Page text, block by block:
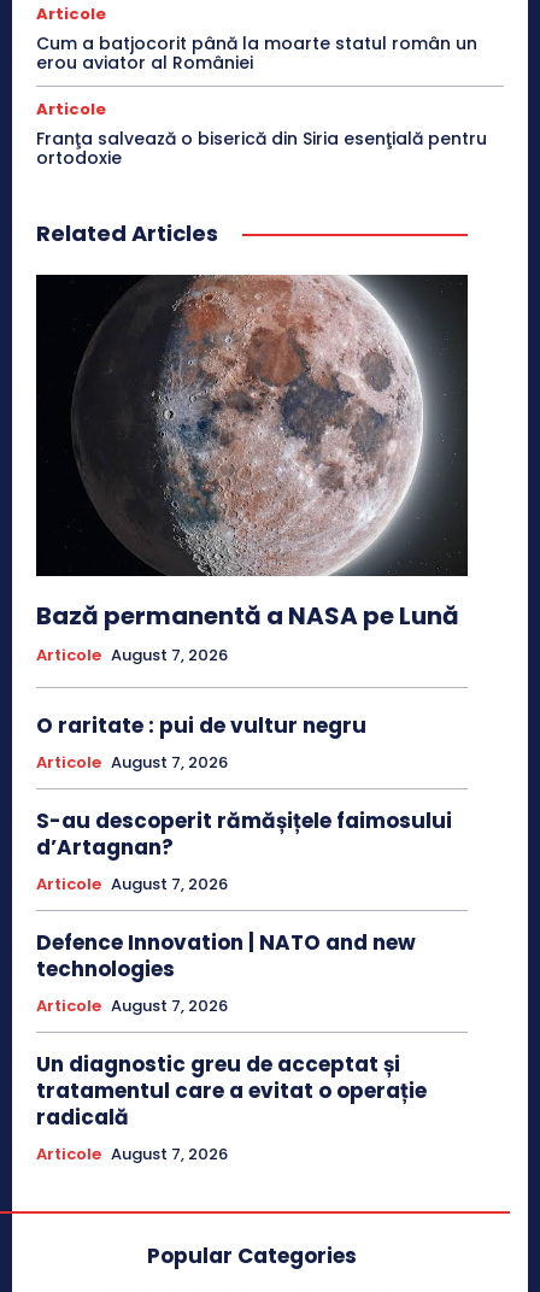
Articole
Cum a batjocorit până la moarte statul român un
erou aviator al României
Articole
Franţa salvează o biserică din Siria esenţială pentru
ortodoxie
Related Articles
Bază permanentă a NASA pe Lună
Articole August 7, 2026
O raritate : pui de vultur negru
Articole August 7, 2026
S-au descoperit rămășițele faimosului
d’Artagnan?
Articole August 7, 2026
Defence Innovation | NATO and new
technologies
Articole August 7, 2026
Un diagnostic greu de acceptat și
tratamentul care a evitat o operație
radicală
Articole August 7, 2026
Popular Categories